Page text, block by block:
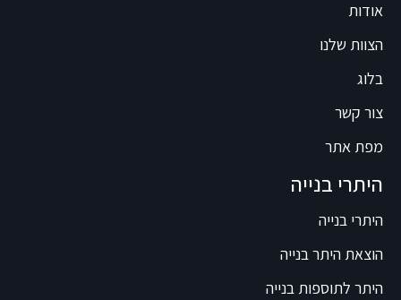
אודות
הצוות שלנו
בלוג
צור קשר
מפת אתר
היתרי בנייה
היתרי בנייה
הוצאת היתר בנייה
היתר לתוספות בנייה